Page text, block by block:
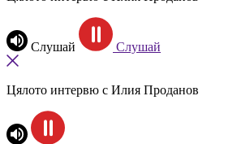
Слушай Слушай
Цялото интервю с Илия Проданов